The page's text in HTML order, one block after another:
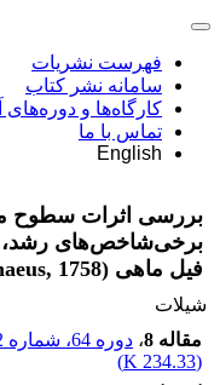
فهرست نشریات
سامانه نشر کتاب
کارگاه‌ها و
تماس با ما
English
بررسی اثرات سطوح
برخی‌شاخص‌های رشد،
فیل ماهی (Huso huso Linnaeus, 1758) پرورشی
شیلات
مقاله 8
، دوره 64، شماره 2
(
234.33 K
)